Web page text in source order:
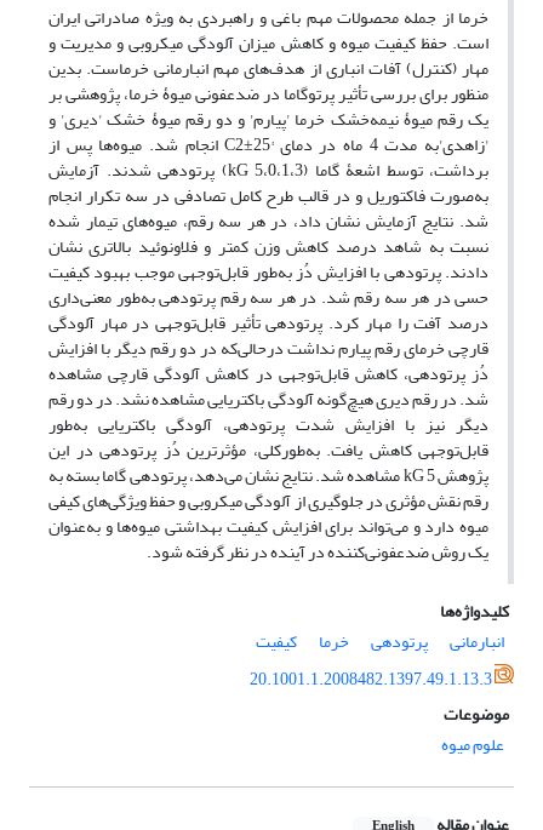
خرما از جمله محصولات مهم باغی و راهبردی به ویژه صادراتی ایران
است. حفظ کیفیت میوه و کاهش میزان آلودگی میکروبی و مدیریت و
مهار (کنترل) آفات انباری از هدف‌های مهم انبارمانی خرماست. بدین
منظور برای بررسی تأثیر پرتوگاما در ضدعفونی میوۀ خرما، پژوهشی بر
یک رقم میوۀ نیمه‌خشک خرما 'پیارم' و دو رقم میوۀ خشک 'دیری' و
'زاهدی'به مدت 4 ماه در دمای °C2±25 انجام شد. میوه‌ها پس از
برداشت، توسط اشعۀ گاما (kG 5،0،1،3) پرتودهی شدند. آزمایش
به‌صورت فاکتوریل و در قالب طرح کامل تصادفی در سه تکرار انجام
شد. نتایج آزمایش نشان داد، در هر سه رقم، میوه‌های تیمار شده
نسبت به شاهد درصد کاهش وزن کمتر و فلاونوئید بالاتری نشان
دادند. پرتودهی با افزایش دُز به‌طور قابل‌توجهی موجب بهبود کیفیت
حسی در هر سه رقم شد. در هر سه رقم پرتودهی به‌طور معنی‌داری
درصد آفت را مهار کرد. پرتودهی تأثیر قابل‌توجهی در مهار آلودگی
قارچی خرمای رقم پیارم نداشت درحالی‌که در دو رقم دیگر با افزایش
دُز پرتودهی، کاهش قابل‌توجهی در کاهش آلودگی قارچی مشاهده
شد. در رقم دیری هیچ‌گونه آلودگی باکتریایی مشاهده نشد. در دو رقم
دیگر نیز با افزایش شدت پرتودهی، آلودگی باکتریایی به‌طور
قابل‌توجهی کاهش یافت. به‌طورکلی، مؤثرترین دُز پرتودهی در این
پژوهش kG 5 مشاهده شد. نتایج نشان می‌دهد، پرتودهی گاما بسته به
رقم نقش مؤثری در جلوگیری از آلودگی میکروبی و حفظ ویژگی‌های کیفی
میوه دارد و می‌تواند برای افزایش کیفیت بهداشتی میوه‌ها و به‌عنوان
یک روش ضدعفونی‌کننده در آینده در نظر گرفته شود.
کلیدواژه‌ها
انبارمانی
پرتودهی خرما
کیفیت
20.1001.1.2008482.1397.49.1.13.3
موضوعات
علوم میوه